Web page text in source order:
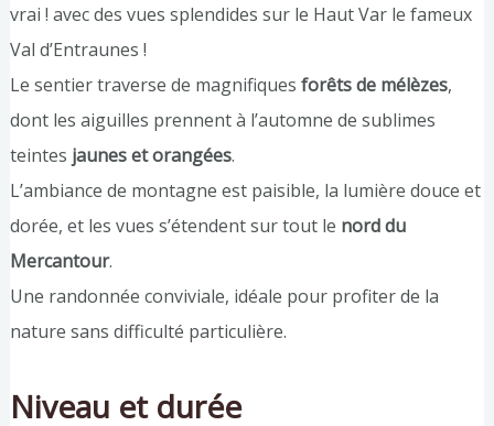
vrai ! avec des vues splendides sur le Haut Var le fameux
Val d’Entraunes !
Le sentier traverse de magnifiques forêts de mélèzes,
dont les aiguilles prennent à l’automne de sublimes
teintes jaunes et orangées.
L’ambiance de montagne est paisible, la lumière douce et
dorée, et les vues s’étendent sur tout le nord du
Mercantour.
Une randonnée conviviale, idéale pour profiter de la
nature sans difficulté particulière.
Niveau et durée